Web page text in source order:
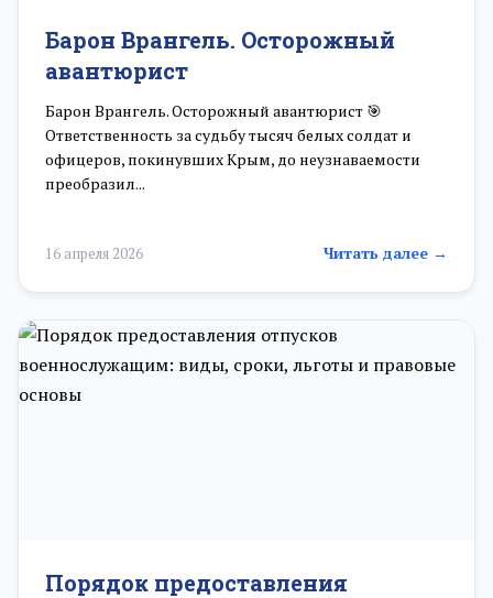
Барон Врангель. Осторожный
авантюрист
Барон Врангель. Осторожный авантюрист 🎯
Ответственность за судьбу тысяч белых солдат и
офицеров, покинувших Крым, до неузнаваемости
преобразил...
16 апреля 2026 Читать далее →
Порядок предоставления